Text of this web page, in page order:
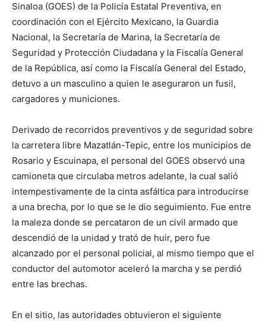
Sinaloa (GOES) de la Policía Estatal Preventiva, en
coordinación con el Ejército Mexicano, la Guardia
Nacional, la Secretaría de Marina, la Secretaría de
Seguridad y Protección Ciudadana y la Fiscalía General
de la República, así como la Fiscalía General del Estado,
detuvo a un masculino a quien le aseguraron un fusil,
cargadores y municiones.
Derivado de recorridos preventivos y de seguridad sobre
la carretera libre Mazatlán-Tepic, entre los municipios de
Rosario y Escuinapa, el personal del GOES observó una
camioneta que circulaba metros adelante, la cual salió
intempestivamente de la cinta asfáltica para introducirse
a una brecha, por lo que se le dio seguimiento. Fue entre
la maleza donde se percataron de un civil armado que
descendió de la unidad y trató de huir, pero fue
alcanzado por el personal policial, al mismo tiempo que el
conductor del automotor aceleró la marcha y se perdió
entre las brechas.
En el sitio, las autoridades obtuvieron el siguiente